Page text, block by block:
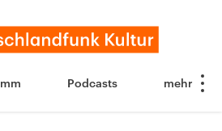
Podcasts